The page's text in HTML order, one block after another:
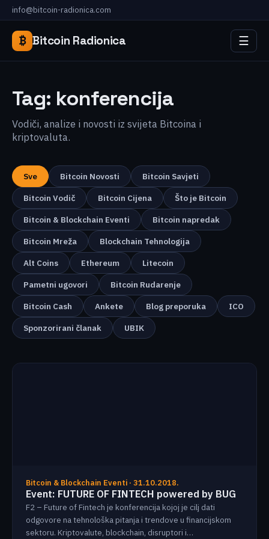
info@bitcoin-radionica.com
₿ Bitcoin Radionica ☰
Tag: konferencija
Vodiči, analize i novosti iz svijeta Bitcoina i
kriptovaluta.
Sve Bitcoin Novosti
Bitcoin Savjeti
Bitcoin Vodič
Bitcoin Cijena
Što je Bitcoin
Bitcoin & Blockchain Eventi
Bitcoin napredak
Bitcoin Mreža
Blockchain Tehnologija
Alt Coins
Ethereum
Litecoin
Pametni ugovori
Bitcoin Rudarenje
Bitcoin Cash
Ankete Blog preporuka
ICO
Sponzorirani članak
UBIK
Bitcoin & Blockchain Eventi · 31.10.2018.
Event: FUTURE OF FINTECH powered by BUG
F2 – Future of Fintech je konferencija kojoj je cilj dati
odgovore na tehnološka pitanja i trendove u financijskom
sektoru. Kriptovalute, blockchain, disruptori i…